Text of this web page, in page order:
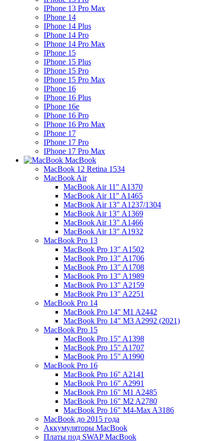
IPhone 13 Pro Max
IPhone 14
IPhone 14 Plus
IPhone 14 Pro
IPhone 14 Pro Max
IPhone 15
IPhone 15 Plus
IPhone 15 Pro
IPhone 15 Pro Max
IPhone 16
IPhone 16 Plus
IPhone 16e
IPhone 16 Pro
IPhone 16 Pro Max
IPhone 17
IPhone 17 Pro
IPhone 17 Pro Max
MacBook
MacBook 12 Retina 1534
MacBook Air
MacBook Air 11" A1370
MacBook Air 11" A1465
MacBook Air 13" A1237/1304
MacBook Air 13" A1369
MacBook Air 13" A1466
MacBook Air 13" A1932
MacBook Pro 13
MacBook Pro 13" A1502
MacBook Pro 13" A1706
MacBook Pro 13" A1708
MacBook Pro 13" A1989
MacBook Pro 13" A2159
MacBook Pro 13" A2251
MacBook Pro 14
MacBook Pro 14" M1 A2442
MacBook Pro 14" M3 A2992 (2021)
MacBook Pro 15
MacBook Pro 15" A1398
MacBook Pro 15" A1707
MacBook Pro 15" A1990
MacBook Pro 16
MacBook Pro 16" A2141
MacBook Pro 16" A2991
MacBook Pro 16" M1 A2485
MacBook Pro 16" M2 A2780
MacBook Pro 16" M4-Max A3186
MacBook до 2015 года
Аккумуляторы MacBook
Платы под SWAP MacBook